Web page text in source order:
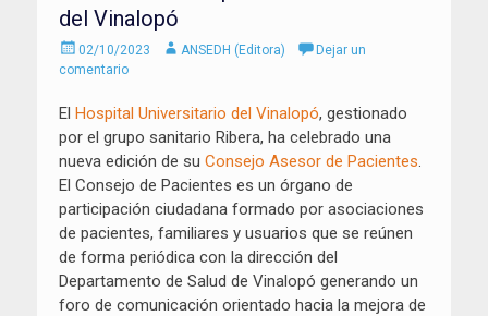
del Vinalopó
Enviado
el
02/10/2023 AutorANSEDH (Editora)
Dejar un
comentario
El Hospital Universitario del Vinalopó, gestionado
por el grupo sanitario Ribera, ha celebrado una
nueva edición de su Consejo Asesor de Pacientes.
El Consejo de Pacientes es un órgano de
participación ciudadana formado por asociaciones
de pacientes, familiares y usuarios que se reúnen
de forma periódica con la dirección del
Departamento de Salud de Vinalopó generando un
foro de comunicación orientado hacia la mejora de